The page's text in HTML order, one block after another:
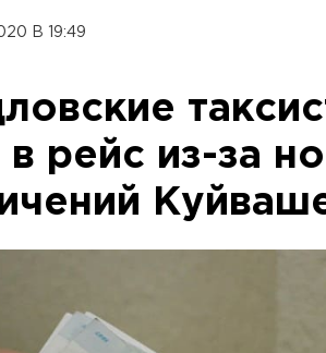
В 19:49
в рейс из-за